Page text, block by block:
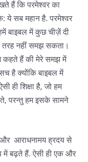
हैं कि परमेश्वर का
ये सब महान है. परमेश्वर
बाइबल में कुछ चीज़ें दी
तरह नहीं समझ सकता।
कहते हैं की मेरे समझ में
है क्योंकि बाइबल में
ही शिक्षा है, जो हम
परन्तु हम इसके सामने
आराधनामय ह्रदय से
में बढ़ते हैं. ऐसी ही एक और